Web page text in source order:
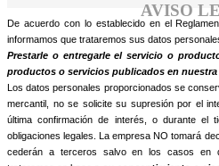
AVISO
De acuerdo con lo establecido en el
informamos que trataremos sus datos
Prestarle o entregarle el servicio o
productos o servicios publicados en nuestra
Los datos personales proporcionados se
mercantil, no se solicite su supresión por el
última confirmación de interés, o durante el
obligaciones legales. La empresa NO tomará
cederán a terceros salvo en los casos en